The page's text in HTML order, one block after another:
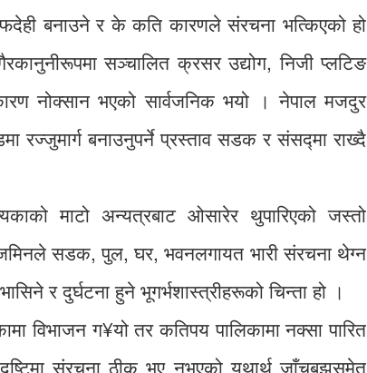
बनाउने र के कति कारणले संरचना भत्किएको हो
सञ्चालित क्रसर उद्योग, निजी प्लटिङ
नोक्सान भएको सार्वजनिक भयो । नेपाल मजदुर
रज्जुमार्ग बनाउनुपर्ने प्रस्ताव सडक र संसद्मा राख्दै
माटो अन्यत्रबाट ओसारेर थुपारिएको जस्तो
सडक, पुल, घर, भवनलगायत भारी संरचना थेग्न
र दुर्घटना हुने भूगर्भशास्त्रीहरूको चिन्ता हो ।
विभाजन ग¥यो तर कतिपय पालिकामा नक्सा पारित
संरचना ठीक भए नभएको यथार्थ जाँचबुझसमेत